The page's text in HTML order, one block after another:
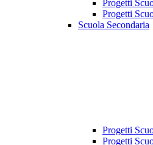
Progetti
Progetti
Scuola Secondaria
Progetti
Progetti